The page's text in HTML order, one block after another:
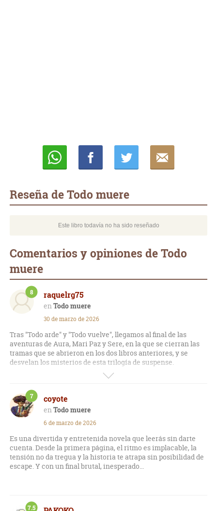
Reseña de Todo muere
Este libro todavía no ha sido reseñado
Comentarios y opiniones de Todo
muere
raquelrg75
Todo muere
8
30 de marzo de 2026
Tras "Todo arde" y "Todo vuelve", llegamos al final de las
aventuras de Aura, Mari Paz y Sere, en la que se cierran las
tramas que se abrieron en los dos libros anteriores, y se
desvelan los misterios de esta trilogía de suspense.
Quizás por haberme familiarizado con los personajes, me ha
gustado más que las anteriores. Con un buen ritmo, y algunas
tramas algo surrealistas, llegamos a un final inesperado que
me ha dejado con varias preguntas en el aire que, o bien
quedan sin contestar, o yo no he sabido ver.
coyote
Todo muere
7
6 de marzo de 2026
Es una divertida y entretenida novela que leerás sin darte
cuenta. Desde la primera página, el ritmo es implacable, la
tensión no da tregua y la historia te atrapa sin posibilidad de
escape. Y con un final brutal, inesperado...
7.5